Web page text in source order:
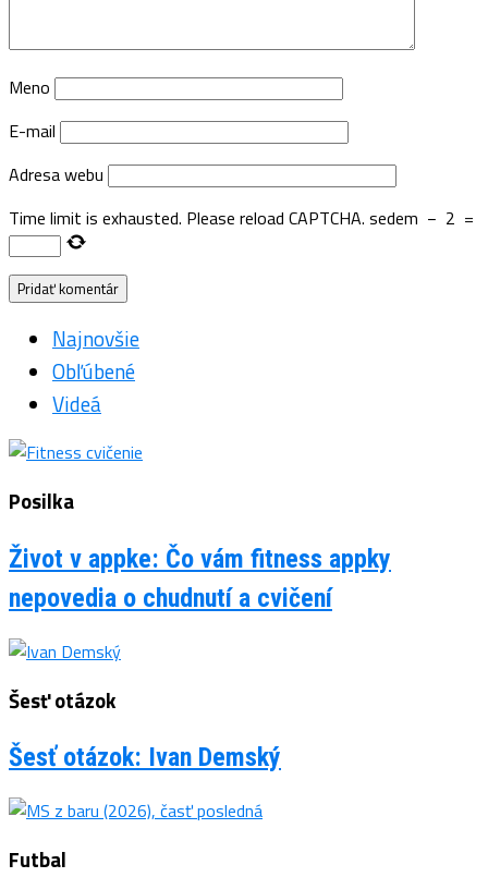
Meno
E-mail
Adresa webu
Time limit is exhausted. Please reload CAPTCHA. sedem − 2 =
Najnovšie
Obľúbené
Videá
Posilka
Život v appke: Čo vám fitness appky
nepovedia o chudnutí a cvičení
Šesť otázok
Šesť otázok: Ivan Demský
Futbal